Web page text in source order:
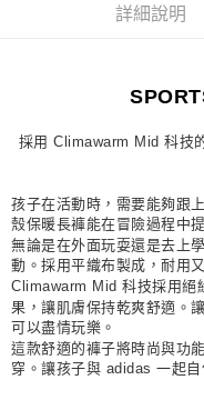
每筆NT$80，滿NT$1,500(
每筆NT$80，滿NT$1,500(
每筆NT$80，滿NT$1,500(
付款後門市自取
每筆NT$80，滿NT$1,500(
詳細說明
採用 Climawarm Mid 科技
孩子在活動時，需要能夠跟
殼保暖長褲能在冒險過程中
無論是在外面玩耍還是去上
動。採用平織布製成，耐用
Climawarm Mid 科技採用絕
果，讓肌膚保持乾爽舒適。
可以盡情玩樂。
這款舒適的褲子將時尚與功
穿。讓孩子與 adidas 一起自